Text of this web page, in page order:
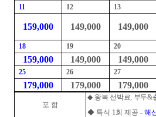
11 12 13
159,000 149,000 149,000
18 19 20
159,000 149,000 149,000
25 26 27
179,000 179,000 179,000
포 함
◆ 왕복 선박료, 부두&
◆ 특식 1회 제공 - 해